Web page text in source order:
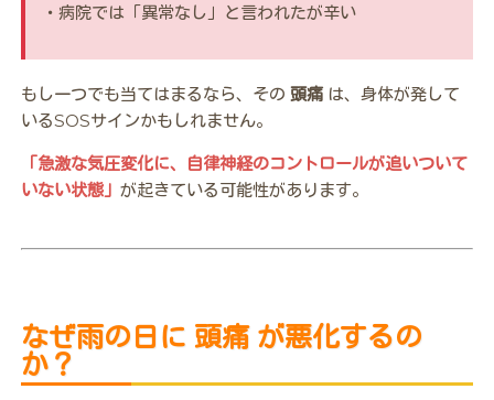
・病院では「異常なし」と言われたが辛い
もし一つでも当てはまるなら、その 頭痛 は、身体が発して
いるSOSサインかもしれません。
「急激な気圧変化に、自律神経のコントロールが追いついて
いない状態」 が起きている可能性があります。
なぜ雨の日に 頭痛 が悪化するの
か？